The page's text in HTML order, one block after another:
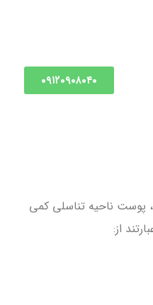
۰۹۱۲۰۹۰۸۰۴۰
پوست ناحیه تناسلی کمی
از: